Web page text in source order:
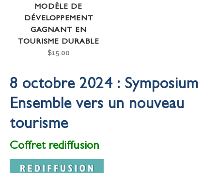
MODÈLE DE
DÉVELOPPEMENT
GAGNANT EN
TOURISME DURABLE
$15.00
8 octobre 2024 : Symposium
Ensemble vers un nouveau
tourisme
Coffret rediffusion